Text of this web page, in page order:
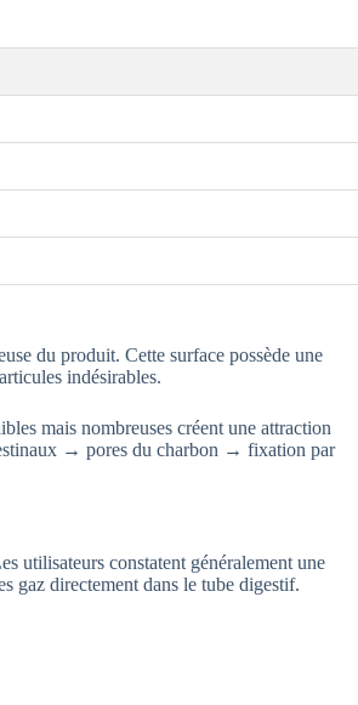
du produit. Cette surface possède une
indésirables.
mais nombreuses créent une attraction
→ pores du charbon → fixation par
utilisateurs constatent généralement une
gaz directement dans le tube digestif.